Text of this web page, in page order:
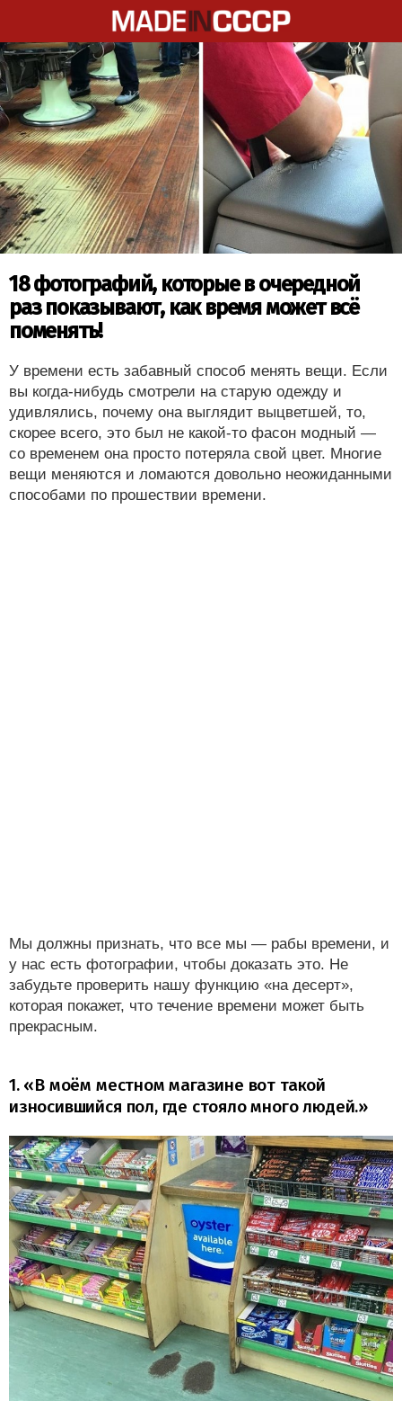
18 фотографий, которые в очередной
раз показывают, как время может всё
поменять!
У времени есть забавный способ менять вещи. Если
вы когда-нибудь смотрели на старую одежду и
удивлялись, почему она выглядит выцветшей, то,
скорее всего, это был не какой-то фасон модный —
со временем она просто потеряла свой цвет. Многие
вещи меняются и ломаются довольно неожиданными
способами по прошествии времени.
Мы должны признать, что все мы — рабы времени, и
у нас есть фотографии, чтобы доказать это. Не
забудьте проверить нашу функцию «на десерт»,
которая покажет, что течение времени может быть
прекрасным.
1. «В моём местном магазине вот такой
износившийся пол, где стояло много людей.»